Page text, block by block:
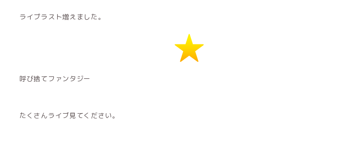
ライブラスト増えました。
︎呼び捨てファンタジー
たくさんライブ見てください。